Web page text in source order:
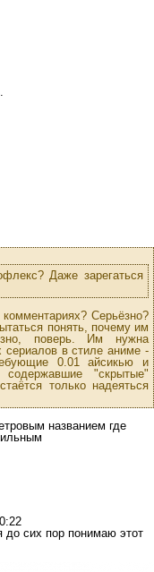
Даже зарегаться
Серьёзно?
понять, почему им
поверь. Им нужна
сериалов в стиле аниме -
0.01 айсикью и
"скрытые"
только надеяться
названием где
до сих пор понимаю этот